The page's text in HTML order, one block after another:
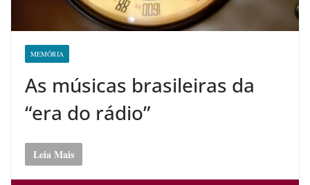
MEMÓRIA
As músicas brasileiras da
“era do rádio”
Leia Mais